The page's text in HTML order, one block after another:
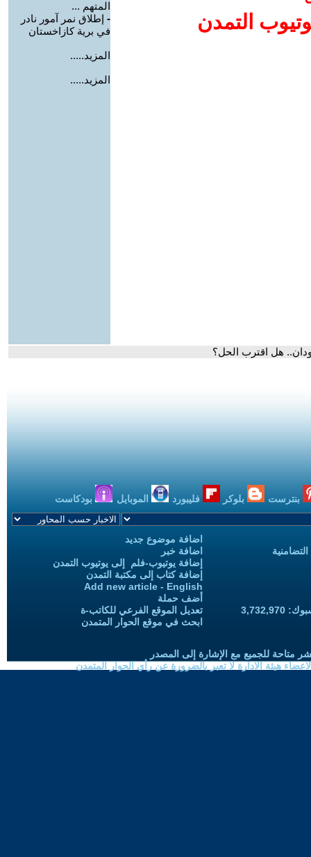
التمدن
المتهم ...
- إطلاق نمر آمور نادر
في برية كازاخستان
المزيد.....
المزيد.....
هل اقترب الحل؟
بنترست بلوكر فليبورد الموبايل بودكاست
اضافة موضوع جديد
اضافة خبر
إضافة يوتيوب-فلم إلى يوتيوب التمدن
إضافة كتاب إلى مكتبة التمدن
Add new article - English
أضف حملة
تعديل الموقع الفرعي للكاتب-ة
ابحث في موقع الحوار المتمدن
متاحة للجميع مع الإشارة إلى المصدر
هيئة الادارة لا تعبر بالضرورة عن رأي الحوار المتمدن